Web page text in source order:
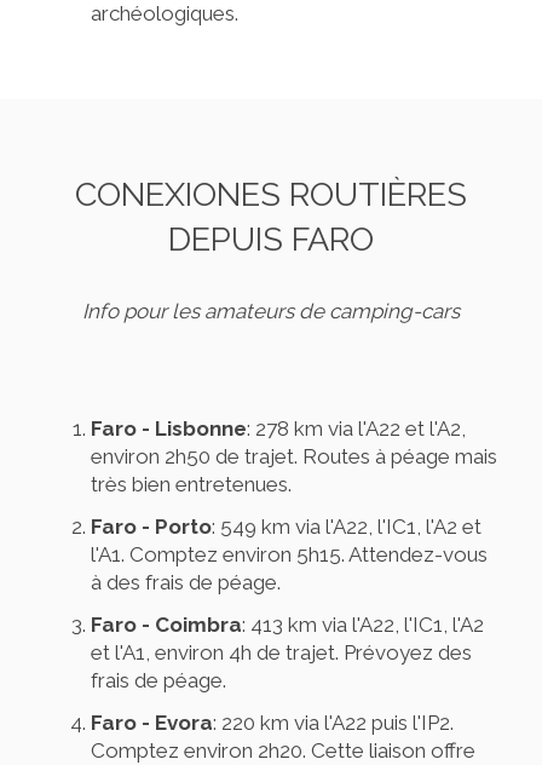
archéologiques.
CONEXIONES ROUTIÈRES
DEPUIS FARO
Info pour les amateurs de camping-cars
Faro - Lisbonne: 278 km via l'A22 et l'A2,
environ 2h50 de trajet. Routes à péage mais
très bien entretenues.
Faro - Porto: 549 km via l'A22, l'IC1, l'A2 et
l'A1. Comptez environ 5h15. Attendez-vous
à des frais de péage.
Faro - Coimbra: 413 km via l'A22, l'IC1, l'A2
et l'A1, environ 4h de trajet. Prévoyez des
frais de péage.
Faro - Evora: 220 km via l'A22 puis l'IP2.
Comptez environ 2h20. Cette liaison offre